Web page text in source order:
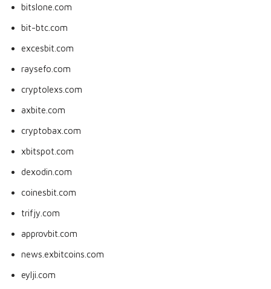
bitslone.com
bit-btc.com
excesbit.com
raysefo.com
cryptolexs.com
axbite.com
cryptobax.com
xbitspot.com
dexodin.com
coinesbit.com
trifjy.com
approvbit.com
news.exbitcoins.com
eylji.com